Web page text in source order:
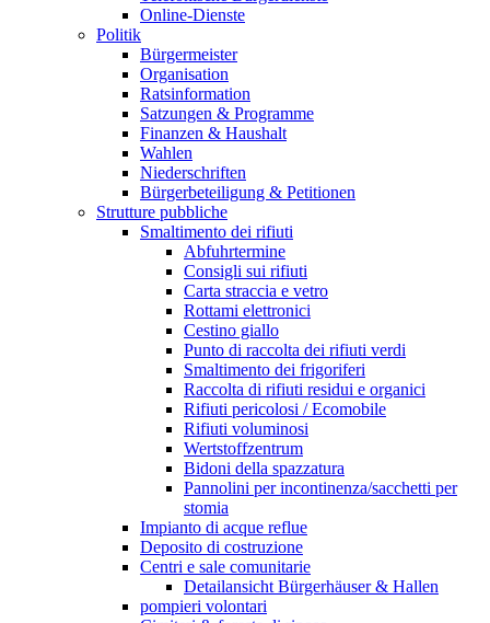
Online-Dienste
Politik
Bürgermeister
Organisation
Ratsinformation
Satzungen & Programme
Finanzen & Haushalt
Wahlen
Niederschriften
Bürgerbeteiligung & Petitionen
Strutture pubbliche
Smaltimento dei rifiuti
Abfuhrtermine
Consigli sui rifiuti
Carta straccia e vetro
Rottami elettronici
Cestino giallo
Punto di raccolta dei rifiuti verdi
Smaltimento dei frigoriferi
Raccolta di rifiuti residui e organici
Rifiuti pericolosi / Ecomobile
Rifiuti voluminosi
Wertstoffzentrum
Bidoni della spazzatura
Pannolini per incontinenza/sacchetti per
stomia
Impianto di acque reflue
Deposito di costruzione
Centri e sale comunitarie
Detailansicht Bürgerhäuser & Hallen
pompieri volontari